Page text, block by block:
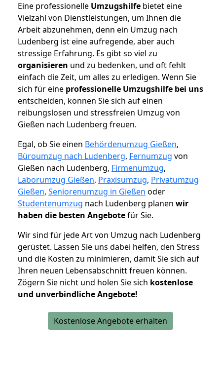
Eine professionelle Umzugshilfe bietet eine
Vielzahl von Dienstleistungen, um Ihnen die
Arbeit abzunehmen, denn ein Umzug nach
Ludenberg ist eine aufregende, aber auch
stressige Erfahrung. Es gibt so viel zu
organisieren und zu bedenken, und oft fehlt
einfach die Zeit, um alles zu erledigen. Wenn Sie
sich für eine professionelle Umzugshilfe bei uns
entscheiden, können Sie sich auf einen
reibungslosen und stressfreien Umzug von
Gießen nach Ludenberg freuen.
Egal, ob Sie einen Behördenumzug Gießen,
Büroumzug nach Ludenberg, Fernumzug von
Gießen nach Ludenberg, Firmenumzug,
Laborumzug Gießen, Praxisumzug, Privatumzug
Gießen, Seniorenumzug in Gießen oder
Studentenumzug nach Ludenberg planen wir
haben die besten Angebotefür Sie.
Wir sind für jede Art von Umzug nach Ludenberg
gerüstet. Lassen Sie uns dabei helfen, den Stress
und die Kosten zu minimieren, damit Sie sich auf
Ihren neuen Lebensabschnitt freuen können.
Zögern Sie nicht und holen Sie sich kostenlose
und unverbindliche Angebote!
Kostenlose Angebote erhalten